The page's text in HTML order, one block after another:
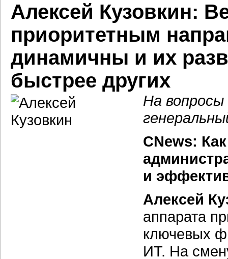
Алексей Кузовкин:
приоритетным
динамичны и их
быстрее других
На вопросы
CNews:
и
Алексей
аппарата
ключевых
ИТ. На